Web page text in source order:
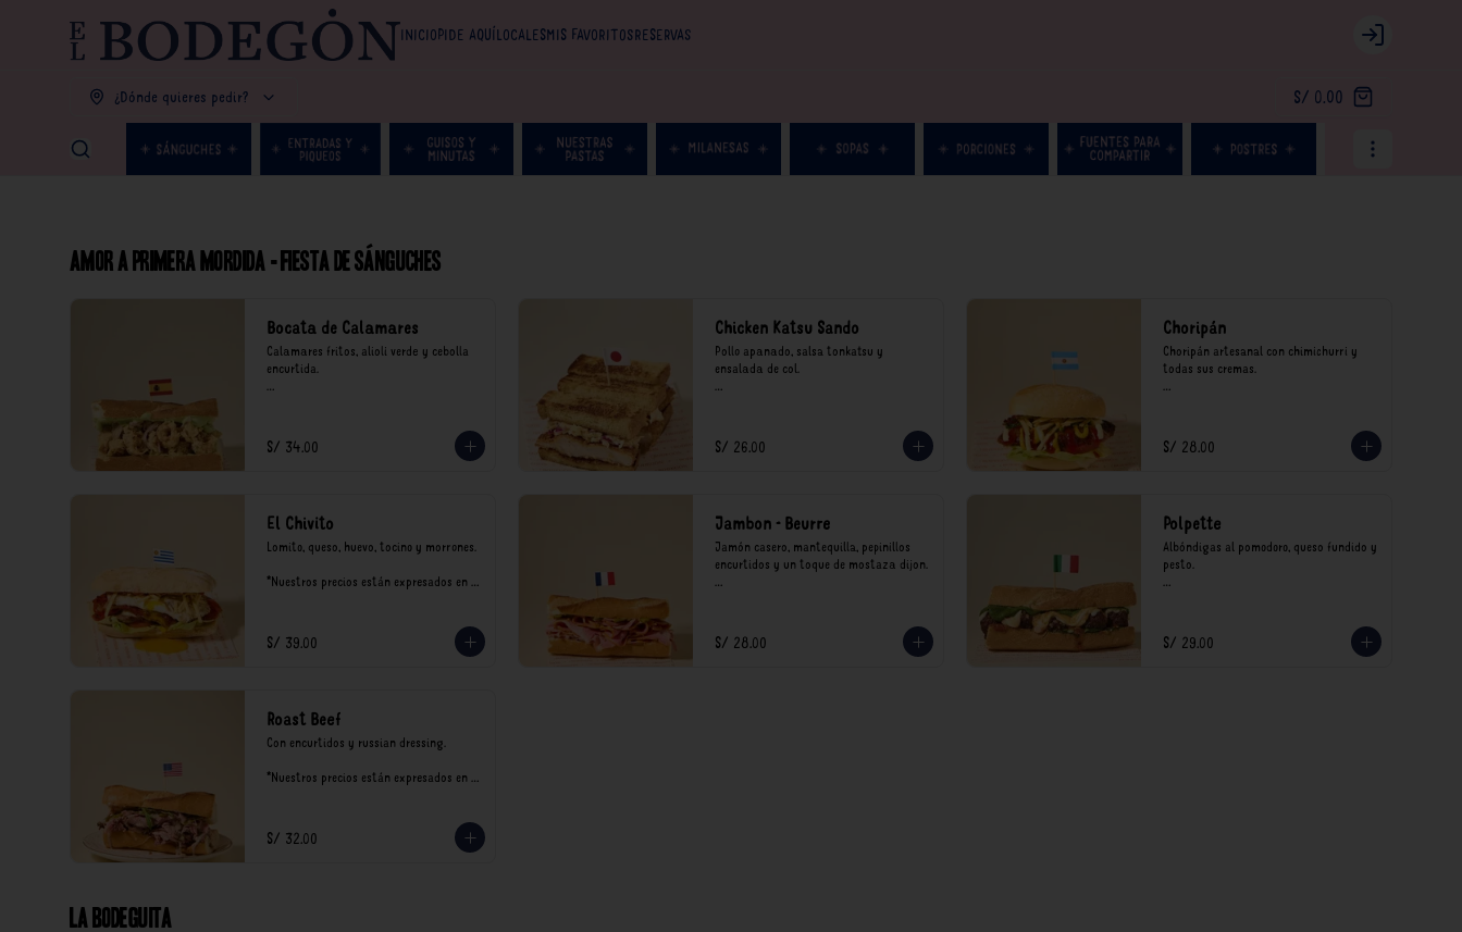
INICIOPIDE AQUÍLOCALESMIS FAVORITOSRESERVAS Login
¿Dónde quieres pedir? S/ 0.00
Amor a primera mordida - Fiesta de Sánguches
Bocata de Calamares
Calamares fritos, alioli verde y cebolla
encurtida.
recargo al consumo.
S/ 34.00
Chicken Katsu Sando
Pollo apanado, salsa tonkatsu y
ensalada de col.
recargo al consumo.
S/ 26.00
Choripán
Choripán artesanal con chimichurri y
todas sus cremas.
recargo al consumo.
S/ 28.00
El Chivito
Lomito, queso, huevo, tocino y morrones.
*Nuestros precios están expresados en
S/ 39.00
Jambon - Beurre
Jamón casero, mantequilla, pepinillos
encurtidos y un toque de mostaza dijon.
recargo al consumo.
S/ 28.00
Polpette
Albóndigas al pomodoro, queso fundido y
pesto.
recargo al consumo.
S/ 29.00
Roast Beef
Con encurtidos y russian dressing.
*Nuestros precios están expresados en
S/ 32.00
La Bodeguita